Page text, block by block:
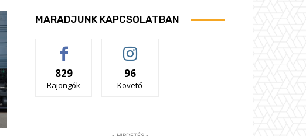
MARADJUNK KAPCSOLATBAN
829
Rajongók
96
Követő